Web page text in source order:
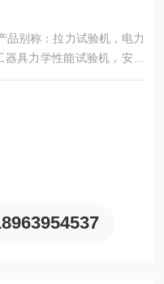
品别称：拉力试验机，电力
具力学性能试验机，安全
力学性能试验机，安全带拉